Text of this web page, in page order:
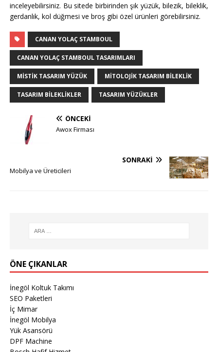
inceleyebilirsiniz. Bu sitede birbirinden şık yüzük, bilezik, bileklik,
gerdanlık, kol düğmesi ve broş gibi özel ürünleri görebilirsiniz.
CANAN YOLAÇ STAMBOUL
CANAN YOLAÇ STAMBOUL TASARIMLARI
MISTIK TASARIM YÜZÜK MITOLOJIK TASARIM BILEKLIK
TASARIM BILEKLIKLER TASARIM YÜZÜKLER
ÖNCEKI
Awox Firması
SONRAKI
Mobilya ve Üreticileri
ÖNE ÇIKANLAR
İnegöl Koltuk Takımı
SEO Paketleri
İç Mimar
İnegöl Mobilya
Yük Asansörü
DPF Machine